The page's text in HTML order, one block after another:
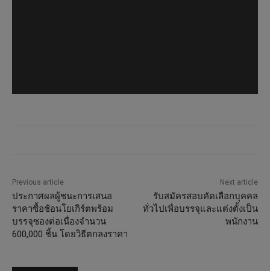
Previous article
ประกาศผลผู้ชนะการเสนอ
ราคาซื้อช้อนโยเกิร์ตพร้อม
บรรจุซองต่อเนื่องจำนวน
600,000 ชิ้น โดยวิธีตกลงราคา
Next article
รับสมัครสอบคัดเลือกบุคคล
ทั่วไปเพื่อบรรจุและแต่งตั้งเป็น
พนักงาน